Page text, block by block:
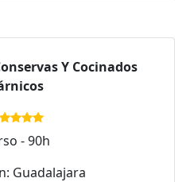
Y Cocinados
- 90h
Guadalajara